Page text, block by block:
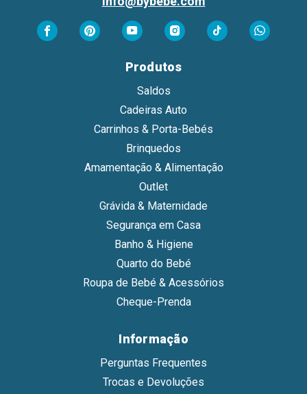
Produtos
Saldos
Cadeiras Auto
Carrinhos & Porta-Bebés
Brinquedos
Amamentação & Alimentação
Outlet
Grávida & Maternidade
Segurança em Casa
Banho & Higiene
Quarto do Bebé
Roupa de Bebé & Acessórios
Cheque-Prenda
Informação
Perguntas Frequentes
Trocas e Devoluções